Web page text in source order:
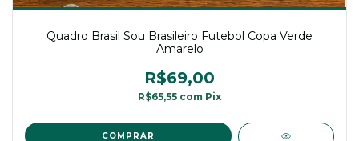
Quadro Brasil Sou Brasileiro Futebol Copa Verde
Amarelo
R$69,00
R$65,55 com Pix